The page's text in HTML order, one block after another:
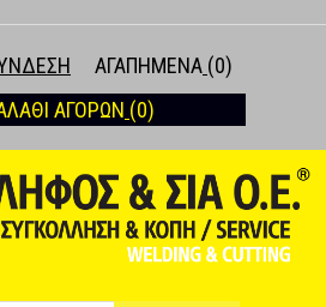
ΑΓΑΠΗΜΈΝΑ (0)
ΑΓΟΡΏΝ (0)